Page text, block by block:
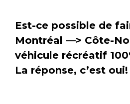
Est-ce possible de
Montréal —> Côte-
véhicule récréatif
La réponse, c’est oui!